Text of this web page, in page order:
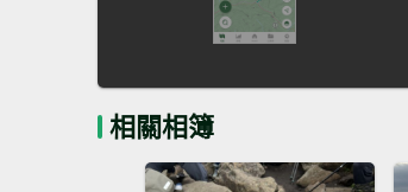
相關相簿